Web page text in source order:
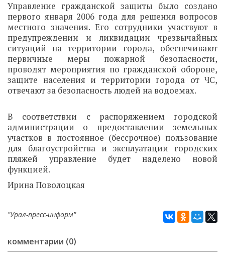
Управление гражданской защиты было создано
первого января 2006 года для решения вопросов
местного значения. Его сотрудники участвуют в
предупреждении и ликвидации чрезвычайных
ситуаций на территории города, обеспечивают
первичные меры пожарной безопасности,
проводят мероприятия по гражданской обороне,
защите населения и территории города от ЧС,
отвечают за безопасность людей на водоемах.
В соответствии с распоряжением городской
администрации о предоставлении земельных
участков в постоянное (бессрочное) пользование
для благоустройства и эксплуатации городских
пляжей управление будет наделено новой
функцией.
Ирина Поволоцкая
"Урал-пресс-информ"
комментарии (0)